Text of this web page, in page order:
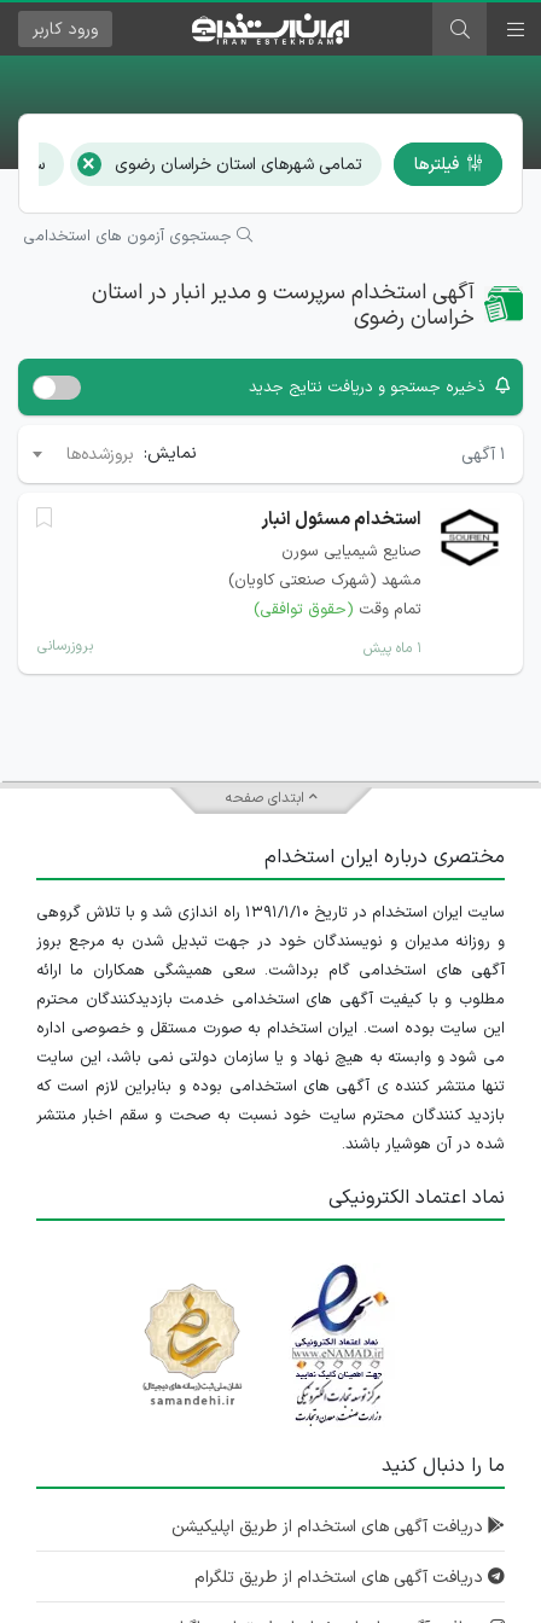
ورود کاربر
فیلترها تمامی شهرهای استان خراسان رضوی ×
جستجوی آزمون های استخدامی
آگهی استخدام سرپرست و مدیر انبار در استان
خراسان رضوی
ذخیره جستجو و دریافت نتایج جدید
۱ آگهی نمایش: بروزشده‌ها
استخدام مسئول انبار
صنایع شیمیایی سورن
مشهد (شهرک صنعتی کاویان)
تمام وقت (حقوق توافقی)
۱ ماه پیش بروزرسانی
ابتدای صفحه
مختصری درباره ایران استخدام
سایت ایران استخدام در تاریخ ۱۳۹۱/۱/۱۰ راه اندازی شد و با تلاش گروهی
و روزانه مدیران و نویسندگان خود در جهت تبدیل شدن به مرجع بروز
آگهی های استخدامی گام برداشت. سعی همیشگی همکاران ما ارائه
مطلوب و با کیفیت آگهی های استخدامی خدمت بازدیدکنندگان محترم
این سایت بوده است. ایران استخدام به صورت مستقل و خصوصی اداره
می شود و وابسته به هیچ نهاد و یا سازمان دولتی نمی باشد، این سایت
تنها منتشر کننده ی آگهی های استخدامی بوده و بنابراین لازم است که
بازدید کنندگان محترم سایت خود نسبت به صحت و سقم اخبار منتشر
شده در آن هوشیار باشند.
نماد اعتماد الکترونیکی
ما را دنبال کنید
دریافت آگهی های استخدام از طریق اپلیکیشن
دریافت آگهی های استخدام از طریق تلگرام